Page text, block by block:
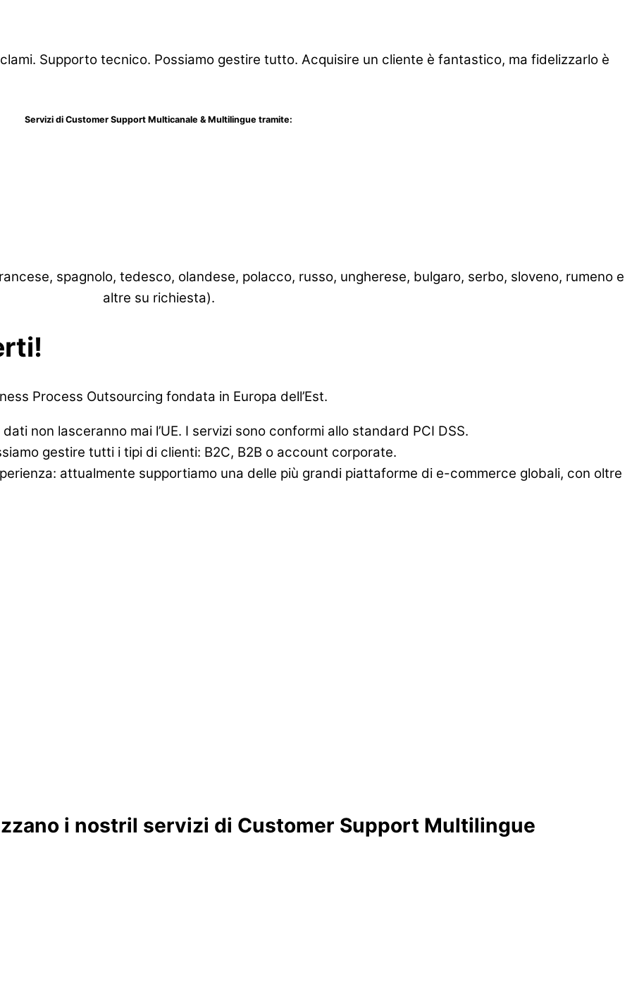
Supporto tecnico. Possiamo gestire tutto. Acquisire un cliente è fantastico, ma fidelizzarlo è
Servizi di Customer Support Multicanale & Multilingue tramite:
spagnolo, tedesco, olandese, polacco, russo, ungherese, bulgaro, serbo, sloveno, rumeno e
altre su richiesta).
Process Outsourcing fondata in Europa dell’Est.
non lasceranno mai l’UE. I servizi sono conformi allo standard PCI DSS.
gestire tutti i tipi di clienti: B2C, B2B o account corporate.
attualmente supportiamo una delle più grandi piattaforme di e-commerce globali, con oltre
i nostril servizi di Customer Support Multilingue